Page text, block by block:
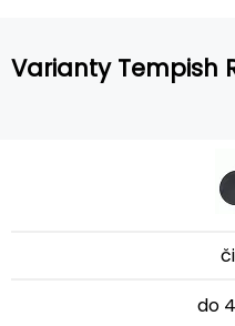
Varianty Tempish
do